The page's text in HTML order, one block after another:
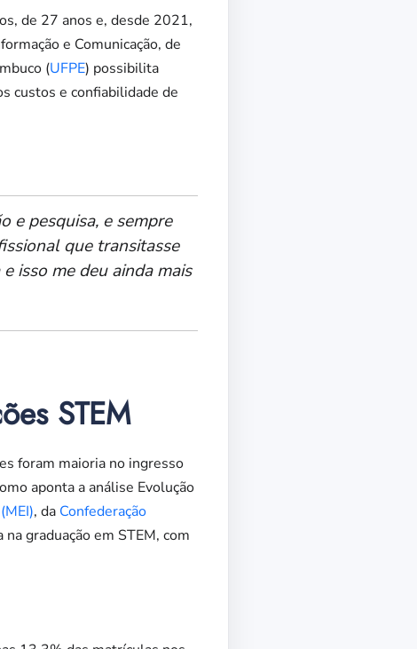
de 27 anos e, desde 2021,
e Comunicação, de
(UFPE) possibilita
custos e confiabilidade de
e pesquisa, e sempre
que transitasse
isso me deu ainda mais
STEM
foram maioria no ingresso
aponta a análise Evolução
, da Confederação
graduação em STEM, com